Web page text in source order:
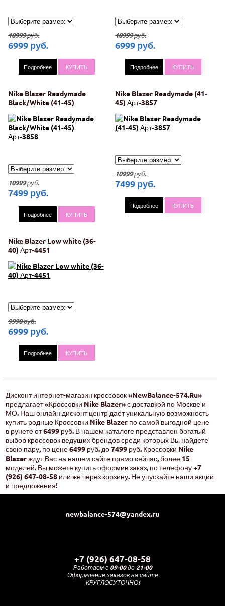
10999руб.
6999 руб.
Подробнее КУПИТЬ
10999руб.
6999 руб.
Подробнее КУПИТЬ
Nike Blazer Readymade
Black/White (41-45)
10999руб.
7499 руб.
Подробнее КУПИТЬ
Nike Blazer Readymade (41-
45) Арт-3857
10999руб.
7499 руб.
Подробнее КУПИТЬ
Nike Blazer Low white (36-
40) Арт-4451
9990руб.
6999 руб.
Подробнее КУПИТЬ
Дисконт интернет-магазин кроссовок «NewBalance-574.Ru»
предлагает «Кроссовки Nike Blazer» с доставкой по Москве и
МО. Наш онлайн дисконт центр дает уникальную возможность
купить родные Кроссовки Nike Blazer по самой выгодной цене
в рунете от 6499 руб. В нашем каталоге представлен богатый
выбор кроссовок ведущих брендов среди которых Вы найдете
свою пару, по цене 6499 руб. до 7499 руб. Кроссовки Nike
Blazer ждут Вас на нашем сайте прямо сейчас, более 15
моделей. Вы можете купить оформив заказ, по телефону +7
(926) 647-08-58 или же через корзину. Не упускайте наши акции
и предложения!
newbalance-574@yandex.ru
+7 (926) 647-08-58
Работаем с 09-00 до 21-00
Оформление заказов на сайте
КРУГЛОСУТОЧНО!